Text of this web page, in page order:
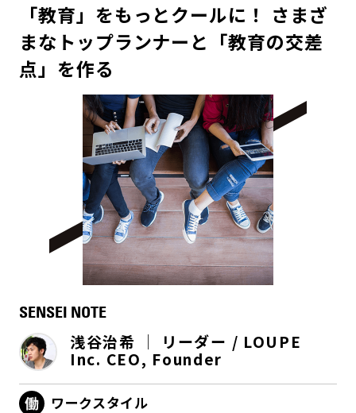
「教育」をもっとクールに！ さまざ
まなトップランナーと「教育の交差
点」を作る
SENSEI NOTE
浅谷治希 │ リーダー / LOUPE
Inc. CEO, Founder
ワークスタイル